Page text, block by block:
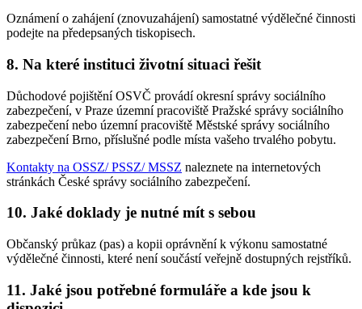
Oznámení o zahájení (znovuzahájení) samostatné výdělečné činnosti
podejte na předepsaných tiskopisech.
8. Na které instituci životní situaci řešit
Důchodové pojištění OSVČ provádí okresní správy sociálního
zabezpečení, v Praze územní pracoviště Pražské správy sociálního
zabezpečení nebo územní pracoviště Městské správy sociálního
zabezpečení Brno, příslušné podle místa vašeho trvalého pobytu.
Kontakty na OSSZ/ PSSZ/ MSSZ naleznete na internetových
stránkách České správy sociálního zabezpečení.
10. Jaké doklady je nutné mít s sebou
Občanský průkaz (pas) a kopii oprávnění k výkonu samostatné
výdělečné činnosti, které není součástí veřejně dostupných rejstříků.
11. Jaké jsou potřebné formuláře a kde jsou k